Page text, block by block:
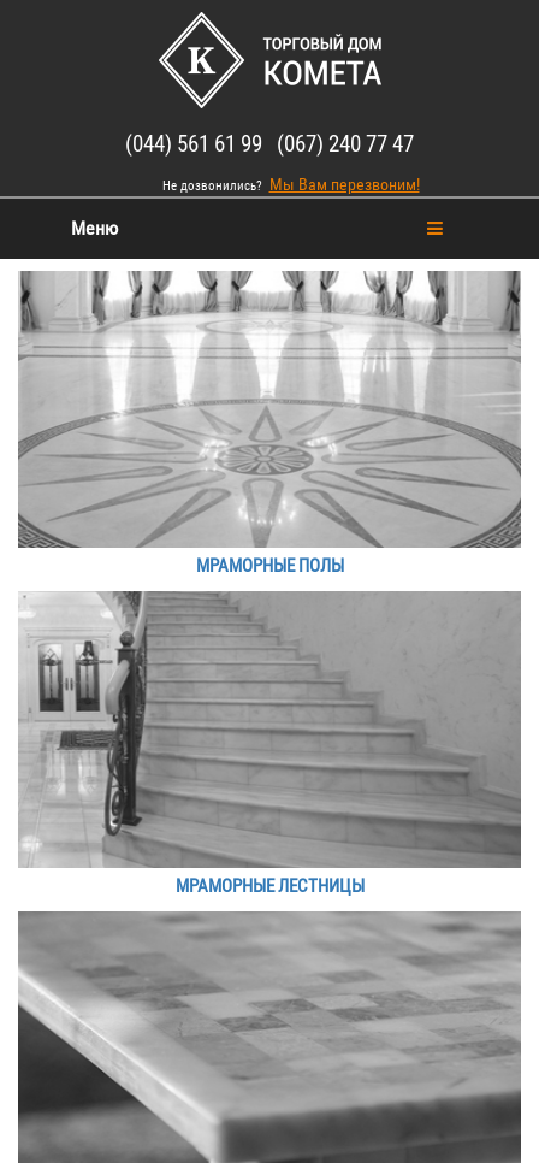
(044) 561 61 99 (067) 240 77 47
Не дозвонились? Мы Вам перезвоним!
Меню
МРАМОРНЫЕ ПОЛЫ
МРАМОРНЫЕ ЛЕСТНИЦЫ